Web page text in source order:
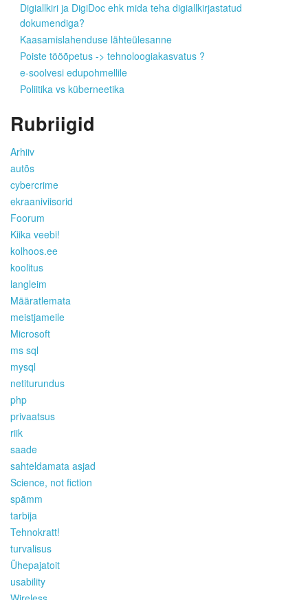
Digiallkiri ja DigiDoc ehk mida teha digiallkirjastatud
dokumendiga?
Kaasamislahenduse lähteülesanne
Poiste tööõpetus -> tehnoloogiakasvatus ?
e-soolvesi edupohmellile
Poliitika vs küberneetika
Rubriigid
Arhiiv
autõs
cybercrime
ekraaniviisorid
Foorum
Kiika veebi!
kolhoos.ee
koolitus
langleim
Määratlemata
meistjameile
Microsoft
ms sql
mysql
netiturundus
php
privaatsus
riik
saade
sahteldamata asjad
Science, not fiction
spämm
tarbija
Tehnokratt!
turvalisus
Ühepajatoit
usability